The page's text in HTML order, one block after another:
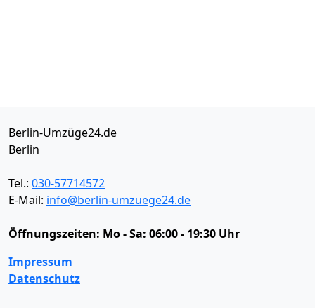
Berlin-Umzüge24.de
Berlin
Tel.: 030-57714572
E-Mail: info@berlin-umzuege24.de
Öffnungszeiten: Mo - Sa: 06:00 - 19:30 Uhr
Impressum
Datenschutz